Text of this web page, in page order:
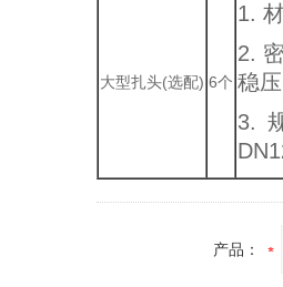
大型扎头(选配) 6个
1.
2.
稳
3.
产品：